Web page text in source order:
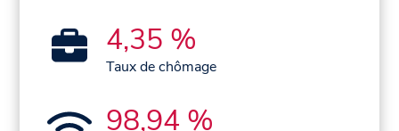
4,35 %
Taux de chômage
98,94 %